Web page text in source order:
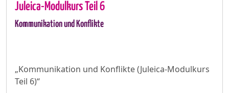
Juleica-Modulkurs Teil 6
Kommunikation und Konflikte
„Kommunikation und Konflikte (Juleica-Modulkurs
Teil 6)“